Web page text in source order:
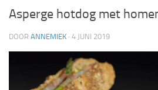
Asperge hotdog met
DOOR ANNEMIEK · 4 JUNI 2019